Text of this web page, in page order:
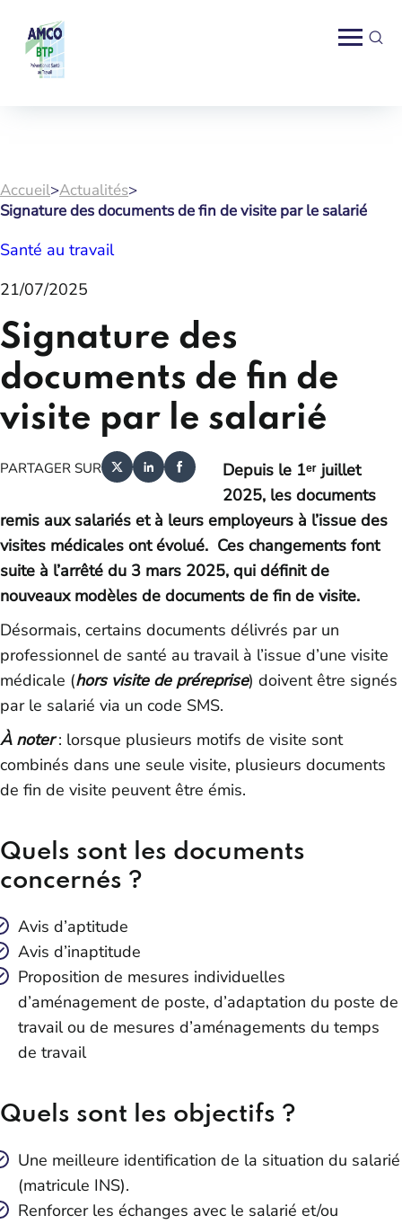
Accueil>Actualités>
Signature des documents de fin de visite par le salarié
Santé au travail
21/07/2025
Signature des
documents de fin de
visite par le salarié
PARTAGER SUR
Depuis le 1ᵉʳ juillet
2025, les documents
remis aux salariés et à leurs employeurs à l’issue des
visites médicales ont évolué. Ces changements font
suite à l’arrêté du 3 mars 2025, qui définit de
nouveaux modèles de documents de fin de visite.
Désormais, certains documents délivrés par un
professionnel de santé au travail à l’issue d’une visite
médicale (hors visite de préreprise) doivent être signés
par le salarié via un code SMS.
À noter: lorsque plusieurs motifs de visite sont
combinés dans une seule visite, plusieurs documents
de fin de visite peuvent être émis.
Quels sont les documents
concernés ?
Avis d’aptitude
Avis d’inaptitude
Proposition de mesures individuelles
d’aménagement de poste, d’adaptation du poste de
travail ou de mesures d’aménagements du temps
de travail
Quels sont les objectifs ?
Une meilleure identification de la situation du salarié
(matricule INS).
Renforcer les échanges avec le salarié et/ou